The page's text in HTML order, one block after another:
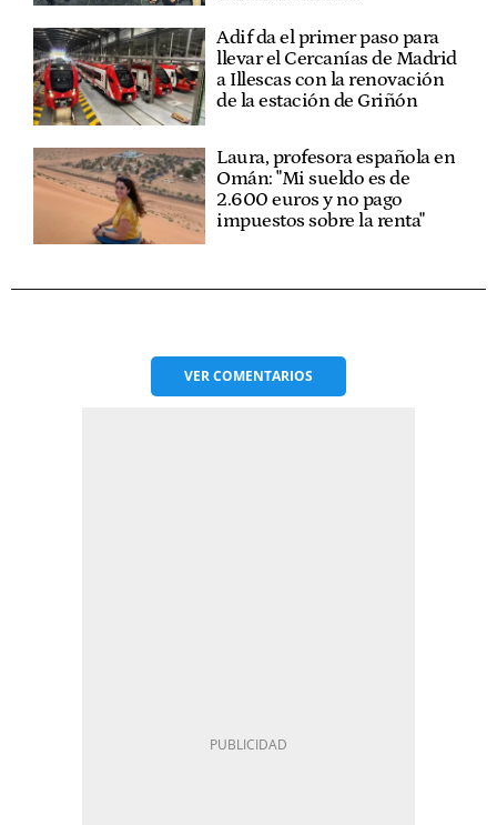
Adif da el primer paso para
llevar el Cercanías de Madrid
a Illescas con la renovación
de la estación de Griñón
Laura, profesora española en
Omán: "Mi sueldo es de
2.600 euros y no pago
impuestos sobre la renta"
VERCOMENTARIOS